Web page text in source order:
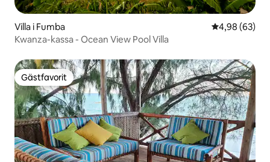
Villa i Fumba 4,98 av 5 i
4,98 (63)
Kwanza-kassa - Ocean View Pool Villa
Gästfavorit
Gästfavorit